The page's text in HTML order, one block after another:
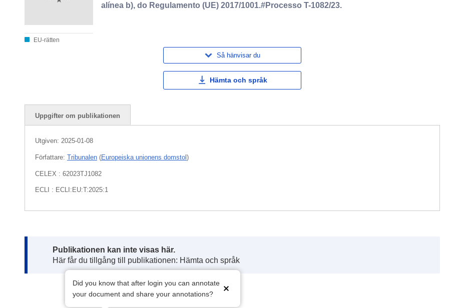
EU-rätten
alínea b), do Regulamento (UE) 2017/1001.#Processo T-1082/23.
Så hänvisar du
Hämta och språk
Uppgifter om publikationen
Utgiven: 2025-01-08
Författare: Tribunalen (Europeiska unionens domstol )
CELEX : 62023TJ1082
ECLI : ECLI:EU:T:2025:1
Note:
Publikationen kan inte visas här.
Här får du tillgång till publikationen: Hämta och språk
Did you know that after login you can annotate
your document and share your annotations?